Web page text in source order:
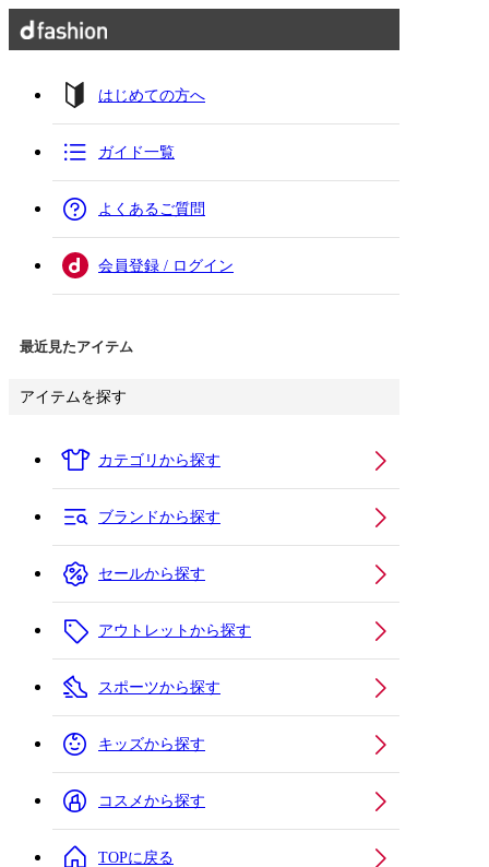
はじめての方へ
ガイド一覧
よくあるご質問
会員登録 / ログイン
最近見たアイテム
アイテムを探す
カテゴリから探す
ブランドから探す
セールから探す
アウトレットから探す
スポーツから探す
キッズから探す
コスメから探す
TOPに戻る